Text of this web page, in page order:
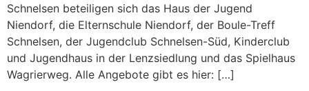
Schnelsen beteiligen sich das Haus der Jugend
Niendorf, die Elternschule Niendorf, der Boule-Treff
Schnelsen, der Jugendclub Schnelsen-Süd, Kinderclub
und Jugendhaus in der Lenzsiedlung und das Spielhaus
Wagrierweg. Alle Angebote gibt es hier: […]